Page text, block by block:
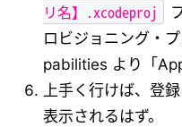
リ名】.xcodeproj
ロビジョニング・
pabilities より「
上手く行けば、登
表示されるはず。